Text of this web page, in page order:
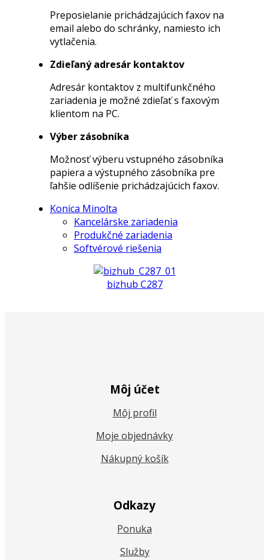
Preposielanie prichádzajúcich faxov na
email alebo do schránky, namiesto ich
vytlačenia.
Zdieľaný adresár kontaktov
Adresár kontaktov z multifunkčného
zariadenia je možné zdieľať s faxovým
klientom na PC.
Výber zásobníka
Možnosť výberu vstupného zásobníka
papiera a výstupného zásobníka pre
ľahšie odlíšenie prichádzajúcich faxov.
Konica Minolta
Kancelárske zariadenia
Produkčné zariadenia
Softvérové riešenia
bizhub C287
Môj účet
Môj profil
Moje objednávky
Nákupný košík
Odkazy
Ponuka
Služby